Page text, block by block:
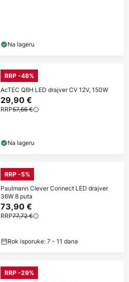
Na lageru
RRP -48%
AcTEC Q8H LED drajver CV 12V, 150W
29,90 €
RRP57,66 €
Na lageru
RRP -5%
Paulmann Clever Connect LED drajver
36W 8 puta
73,90 €
RRP77,72 €
Rok isporuke: 7 - 11 dana
RRP -29%